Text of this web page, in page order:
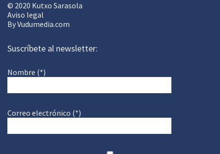
© 2020 Kutxo Sarasola
Aviso legal
ByVudumedia.com
Suscríbete al newsletter:
Nombre (*)
Correo electrónico (*)